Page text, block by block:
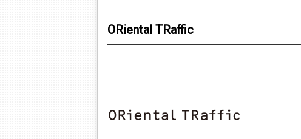
ORiental TRaffic